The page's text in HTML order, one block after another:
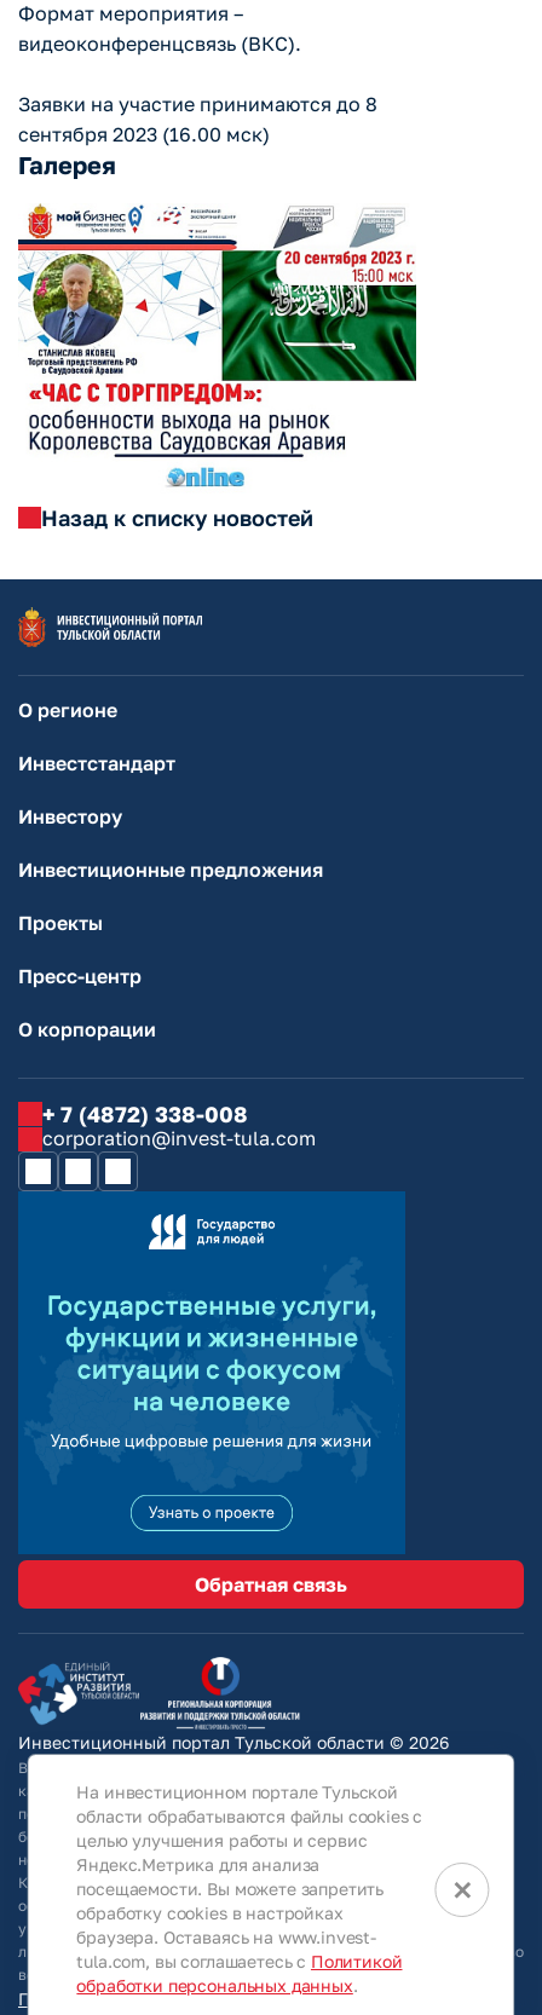
Формат мероприятия –
видеоконференцсвязь (ВКС).
Заявки на участие принимаются до 8
сентября 2023 (16.00 мск)
Галерея
Назад к списку новостей
О регионе
Инвестстандарт
Инвестору
Инвестиционные предложения
Проекты
Пресс-центр
О корпорации
+ 7 (4872) 338-008
corporation@invest-tula.com
Обратная связь
Инвестиционный портал Тульской области © 2026
Вся информация на сайте носит ознакомительный характер и ни при
каких условиях не является публичной офертой, определяемой
положениями Статьи 437 Гражданского кодекса РФ. Для получения
более подробной информации и окончательных условий следует
непосредственно (уточнять у собственников/ обращаться в АО
КРТО).Используя информацию, указанную на сайте, Общество
оставляет за собой право в любое время без специального
уведомления вносить изменения, удалять, исправлять, дополнять,
либо любым иным способом обновлять информацию, размещенную во
всех разделах данного сайта.
Персональные данные
×
На инвестиционном портале Тульской
области обрабатываются файлы cookies с
целью улучшения работы и сервис
Яндекс.Метрика для анализа
посещаемости. Вы можете запретить
обработку cookies в настройках
браузера. Оставаясь на www.invest-
tula.com, вы соглашаетесь с Политикой
обработки персональных данных.